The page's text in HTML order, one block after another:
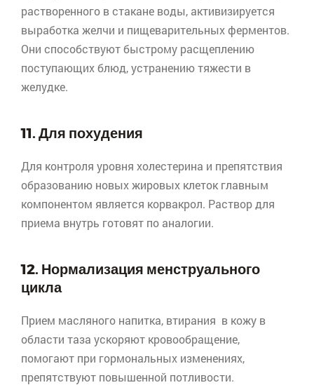
растворенного в стакане воды, активизируется
выработка желчи и пищеварительных ферментов.
Они способствуют быстрому расщеплению
поступающих блюд, устранению тяжести в
желудке.
11. Для похудения
Для контроля уровня холестерина и препятствия
образованию новых жировых клеток главным
компонентом является корвакрол. Раствор для
приема внутрь готовят по аналогии.
12. Нормализация менструального
цикла
Прием масляного напитка, втирания в кожу в
области таза ускоряют кровообращение,
помогают при гормональных изменениях,
препятствуют повышенной потливости.